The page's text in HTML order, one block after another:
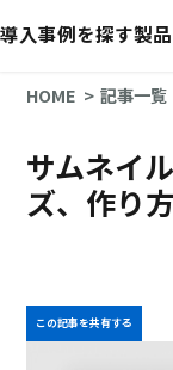
導入事例を探す製
HOME 記事一覧
サムネイ
ズ、作り
この記事を共有する